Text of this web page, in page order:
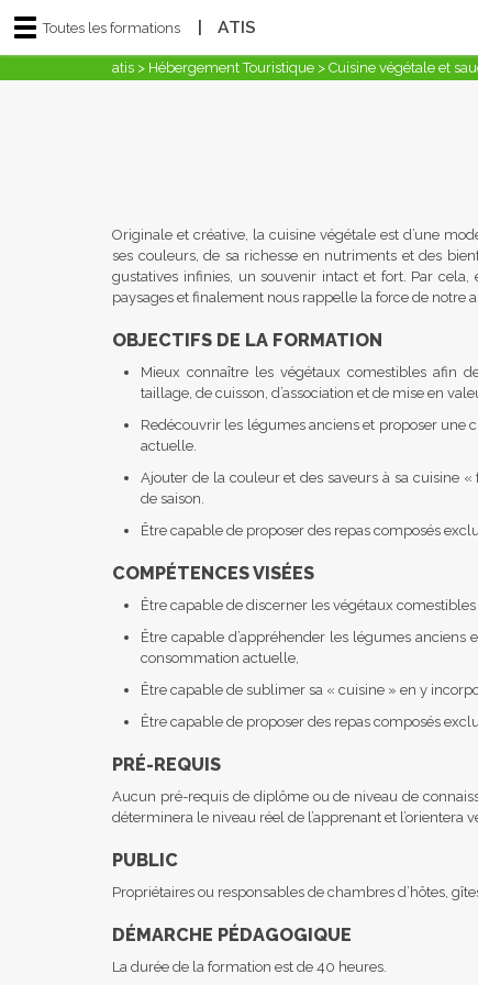
Toutes les formations | ATIS
atis > Hébergement Touristique > Cuisine végétale et
Originale et créative, la cuisine végétale est d’une
ses couleurs, de sa richesse en nutriments et des
gustatives infinies, un souvenir intact et fort. Par
paysages et finalement nous rappelle la force de notre
OBJECTIFS DE LA FORMATION
Mieux connaître les végétaux comestibles afin
taillage, de cuisson, d’association et de mise en
Redécouvrir les légumes anciens et proposer une
actuelle.
Ajouter de la couleur et des saveurs à sa cuisine
de saison.
Être capable de proposer des repas composés
COMPÉTENCES VISÉES
Être capable de discerner les végétaux
Être capable d’appréhender les légumes
consommation actuelle,
Être capable de sublimer sa « cuisine » en y
Être capable de proposer des repas composés
PRÉ-REQUIS
Aucun pré-requis de diplôme ou de niveau de
déterminera le niveau réel de l’apprenant et l’orientera
PUBLIC
Propriétaires ou responsables de chambres d’hôtes,
DÉMARCHE PÉDAGOGIQUE
La durée de la formation est de 40 heures.